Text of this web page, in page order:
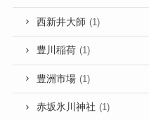
西新井大師 (1)
豊川稲荷 (1)
豊洲市場 (1)
赤坂氷川神社 (1)